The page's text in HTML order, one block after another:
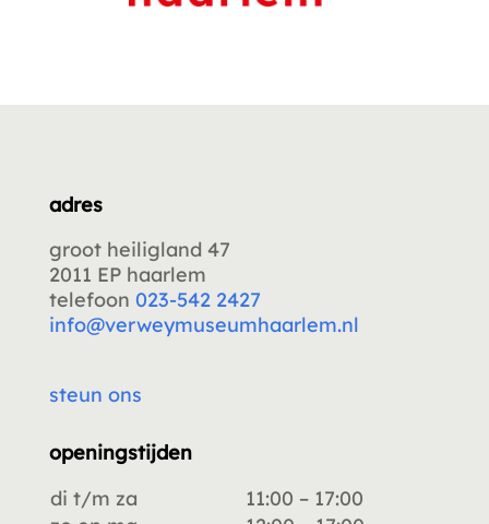
adres
groot heiligland 47
2011 EP haarlem
telefoon 023-542 2427
info@verweymuseumhaarlem.nl
steun ons
openingstijden
di t/m za
11:00 – 17:00